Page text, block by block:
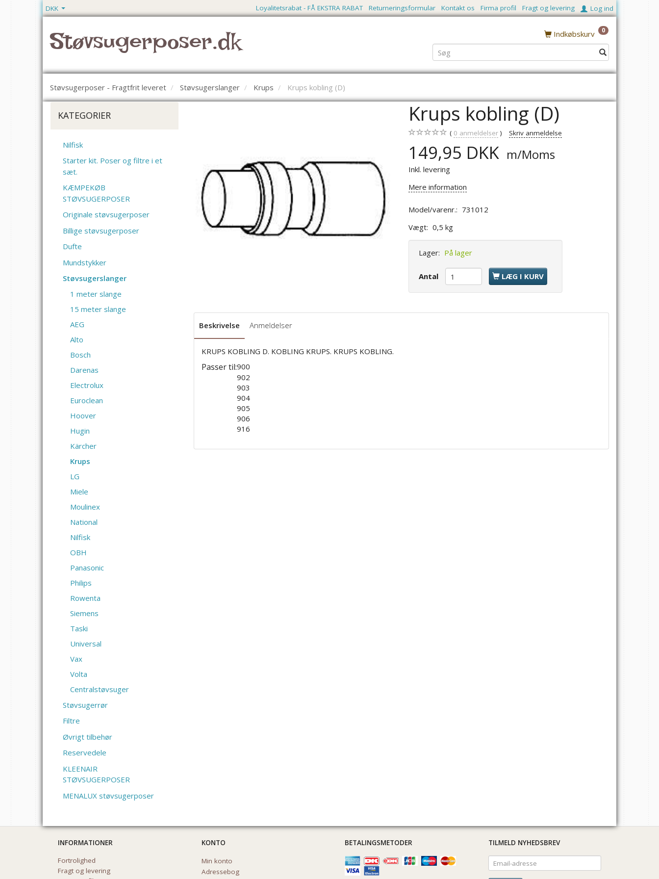
DKK Log ind
Fragt og levering
Firma profil
Kontakt os
Returneringsformular
Loyalitetsrabat - FÅ EKSTRA RABAT
Støvsugerposer.dk Indkøbskurv 0
Støvsugerposer - Fragtfrit leveret Støvsugerslanger Krups Krups kobling (D)
KATEGORIER
Nilfisk
Starter kit. Poser og filtre i et
sæt.
KÆMPEKØB
STØVSUGERPOSER
Originale støvsugerposer
Billige støvsugerposer
Dufte
Mundstykker
Støvsugerslanger
1 meter slange
15 meter slange
AEG
Alto
Bosch
Darenas
Electrolux
Euroclean
Hoover
Hugin
Kärcher
Krups
LG
Miele
Moulinex
National
Nilfisk
OBH
Panasonic
Philips
Rowenta
Siemens
Taski
Universal
Vax
Volta
Centralstøvsuger
Støvsugerrør
Filtre
Øvrigt tilbehør
Reservedele
KLEENAIR
STØVSUGERPOSER
MENALUX støvsugerposer
Krups kobling (D)
0 anmeldelser Skriv anmeldelse
149,95 DKK m/Moms
Inkl. levering
Mere information
Model/varenr.: 731012
Vægt: 0,5 kg
Lager: På lager
Antal LÆG I KURV
Beskrivelse Anmeldelser
KRUPS KOBLING D. KOBLING KRUPS. KRUPS KOBLING.
Passer til:900
902
903
904
905
906
916
INFORMATIONER
Fortrolighed
Fragt og levering
KONTO
Min konto
Adressebog
BETALINGSMETODER
TILMELD NYHEDSBREV
Email-
adresse